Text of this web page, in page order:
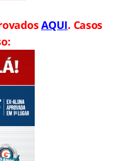
AQUI. Casos